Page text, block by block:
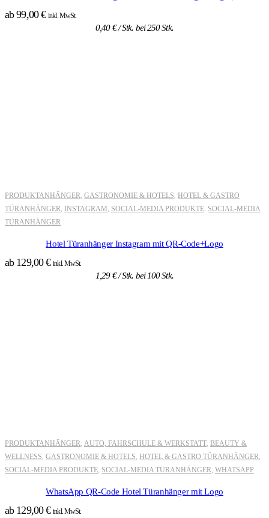
ab99,00€ inkl. MwSt.
0,40€/ Stk. bei 250 Stk.
PRODUKTANHÄNGER GASTRONOMIE & HOTELS HOTEL & GASTRO
TÜRANHÄNGER INSTAGRAM SOCIAL-MEDIA PRODUKTE SOCIAL-MEDIA
TÜRANHÄNGER
Hotel Türanhänger Instagram mit QR-Code+Logo
ab 129,00€ inkl. MwSt.
1,29€/ Stk. bei 100 Stk.
PRODUKTANHÄNGER AUTO, FAHRSCHULE & WERKSTATT BEAUTY &
WELLNESS GASTRONOMIE & HOTELS HOTEL & GASTRO TÜRANHÄNGER
SOCIAL-MEDIA PRODUKTE SOCIAL-MEDIA TÜRANHÄNGER WHATSAPP
WhatsApp QR-Code Hotel Türanhänger mit Logo
ab 129,00€ inkl. MwSt.